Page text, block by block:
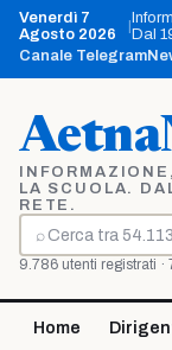
Vai
contenuto
Venerdì 7
Agosto 2026
Dal
Canale Telegram
LA SCUOLA.
RETE.
⌕
Cerca
9.786 utenti registrati
Home